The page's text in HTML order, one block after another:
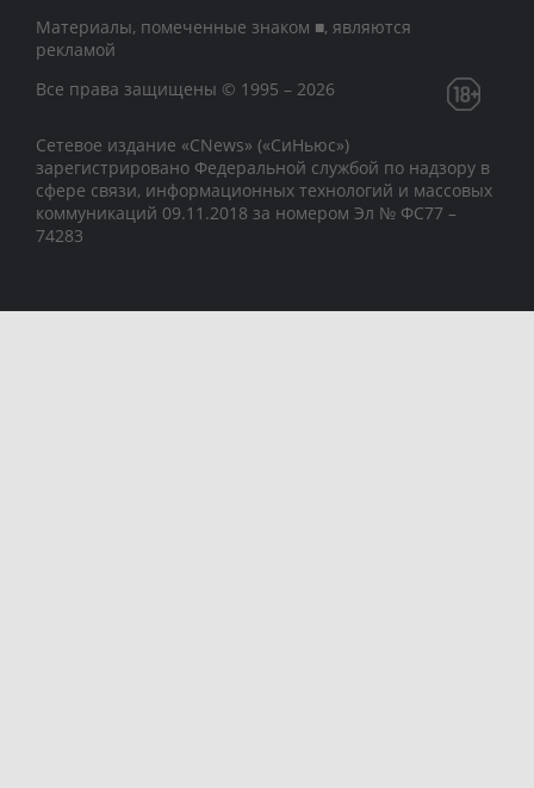
Материалы, помеченные знаком ■, являются
рекламой
Все права защищены © 1995 – 2026
Сетевое издание «CNews» («СиНьюс»)
зарегистрировано Федеральной службой по надзору в
сфере связи, информационных технологий и массовых
коммуникаций 09.11.2018 за номером Эл № ФС77 –
74283